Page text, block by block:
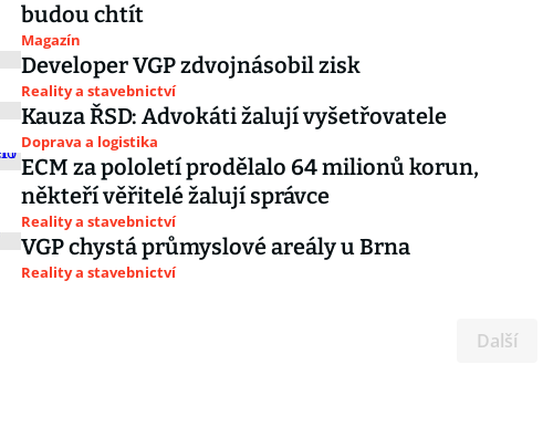
budou chtít
Magazín
Developer VGP zdvojnásobil zisk
Reality a stavebnictví
Kauza ŘSD: Advokáti žalují vyšetřovatele
Doprava a logistika
ECM za pololetí prodělalo 64 milionů korun,
někteří věřitelé žalují správce
Reality a stavebnictví
VGP chystá průmyslové areály u Brna
Reality a stavebnictví
Další